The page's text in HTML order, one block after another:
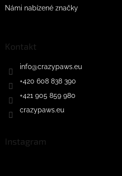
Námi nabízené značky
Kontakt
info@crazypaws.eu
+420 608 838 390
+421 905 859 980
crazypaws.eu
Instagram